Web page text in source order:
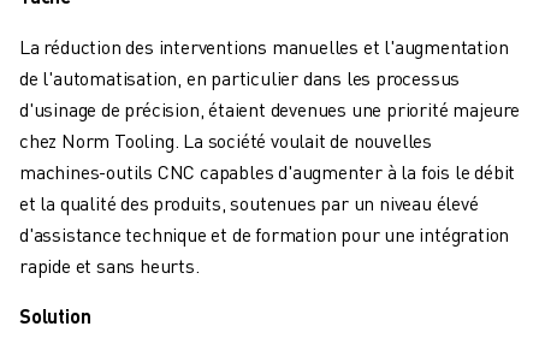
FANUC ACADEMY
SOLUTIONS POUR LES INDUSTRIES
SOLUTIONS POUR L'ÉDUCATION
WORLDSKILLS ET JEUNES TALENTS
ÉVÉNEMENTS ÉDUCATIFS
ACTUALITÉS ET MÉDIAS
ACTUALITÉS ET MÉDIAS
EVÉNEMENTS
ÉVÉNEMENTS ÉDUCATIFS
A PROPOS DE FANUC
La réduction des interventions manuelles et l'augmentation
de l'automatisation, en particulier dans les processus
d'usinage de précision, étaient devenues une priorité majeure
chez Norm Tooling. La société voulait de nouvelles
machines-outils CNC capables d'augmenter à la fois le débit
et la qualité des produits, soutenues par un niveau élevé
d'assistance technique et de formation pour une intégration
rapide et sans heurts.
Solution